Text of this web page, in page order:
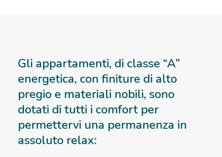
Gli appartamenti, di classe “A”
energetica, con finiture di alto
pregio e materiali nobili, sono
dotati di tutti i comfort per
permettervi una permanenza in
assoluto relax: